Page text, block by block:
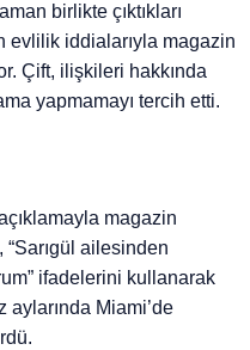
birlikte çıktıkları
evlilik iddialarıyla magazin
Çift, ilişkileri hakkında
yapmamayı tercih etti.
magazin
ailesinden
ifadelerini kullanarak
aylarında Miami’de